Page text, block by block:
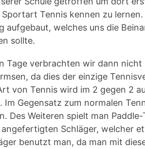
Sportart Tennis kennen zu
aufgebaut, welches uns die
sollte.
Tage verbrachten wir dann
da dies der einzige
von Tennis wird im 2 gegen 2
Im Gegensatz zum normalen
Des Weiteren spielt man
Schläger, welcher
benutzt man, da man mit